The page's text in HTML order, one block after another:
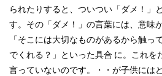
られたりすると、ついつい「ダメ！」
す。その「ダメ！」の言葉には、意味
「そこには大切なものがあるから触っ
でくれる？」といった具合 に。これを
言っていないのです。・・が子供には